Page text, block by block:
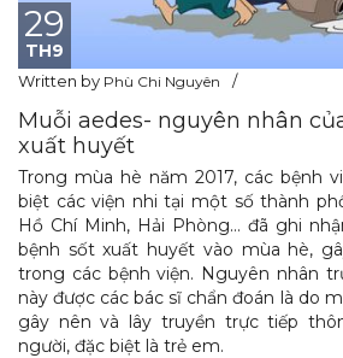
29
TH9
Written by Phù Chi Nguyên
Muỗi aedes- nguyên nhân
xuất huyết
Trong mùa hè năm 2017, các bệnh
biệt các viện nhi tại một số thành
Hồ Chí Minh, Hải Phòng… đã ghi
bệnh sốt xuất huyết vào mùa hè,
trong các bệnh viện. Nguyên nhân
này được các bác sĩ chẩn đoán là do
gây nên và lây truyền trực tiếp
người, đặc biệt là trẻ em.